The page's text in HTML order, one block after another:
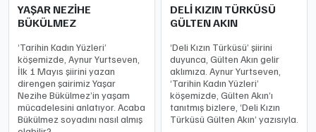
YAŞAR NEZİHE
BÜKÜLMEZ
‘Tarihin Kadın Yüzleri’
köşemizde, Aynur Yurtseven,
İlk 1 Mayıs şiirini yazan
direngen şairimiz Yaşar
Nezihe Bükülmez’in yaşam
mücadelesini anlatıyor. Acaba
Bükülmez soyadını nasıl almış
DELİ KIZIN TÜRKÜSÜ
GÜLTEN AKIN
‘Deli Kızın Türküsü’ şiirini
duyunca, Gülten Akın gelir
aklımıza. Aynur Yurtseven,
‘Tarihin Kadın Yüzleri’
köşemizde, Gülten Akın’ı
tanıtmış bizlere, ‘Deli Kızın
Türküsü Gülten Akın’ yazısıyla.